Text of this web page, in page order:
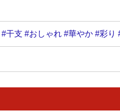
#干支 #おしゃれ #華やか #彩り